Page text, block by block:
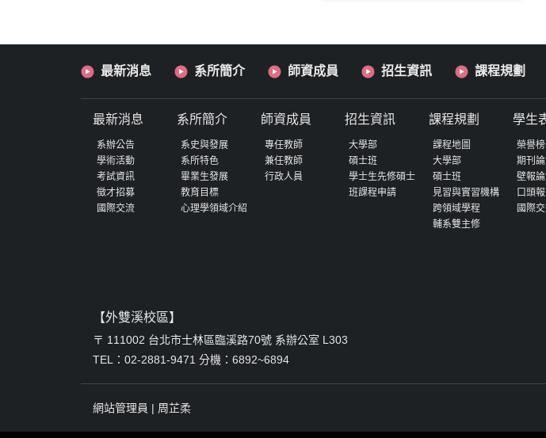
最新消息 系所簡介 師資成員 招生資訊 課程規劃
最新消息
系辦公告
學術活動
考試資訊
徵才招募
國際交流
系所簡介
系史與發展
系所特色
畢業生發展
教育目標
心理學領域介紹
師資成員
專任教師
兼任教師
行政人員
招生資訊
大學部
碩士班
學士生先修碩士
班課程申請
課程規劃
課程地圖
大學部
碩士班
見習與實習機構
跨領域學程
輔系雙主修
學生
榮譽榜
期刊
壁報
口頭
國際
【外雙溪校區】
〒 111002 台北市士林區臨溪路70號 系辦公室 L303
TEL：02-2881-9471 分機：6892~6894
網站管理員 | 周芷柔